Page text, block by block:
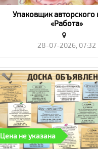
Упаковщик
«Работа»
28-07-2026, 07:32
Цена не указана